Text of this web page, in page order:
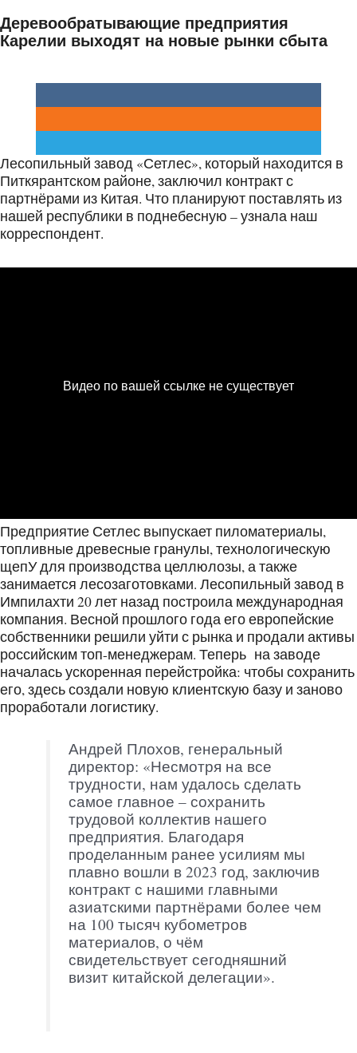
Деревообратывающие предприятия
Карелии выходят на новые рынки сбыта
Лесопильный завод «Сетлес», который находится в
Питкярантском районе, заключил контракт с
партнёрами из Китая. Что планируют поставлять из
нашей республики в поднебесную – узнала наш
корреспондент.
Предприятие Сетлес выпускает пиломатериалы,
топливные древесные гранулы, технологическую
щепУ для производства целлюлозы, а также
занимается лесозаготовками. Лесопильный завод в
Импилахти 20 лет назад построила международная
компания. Весной прошлого года его европейские
собственники решили уйти с рынка и продали активы
российским топ-менеджерам. Теперь на заводе
началась ускоренная перейстройка: чтобы сохранить
его, здесь создали новую клиентскую базу и заново
проработали логистику.
Андрей Плохов, генеральный
директор: «Несмотря на все
трудности, нам удалось сделать
самое главное – сохранить
трудовой коллектив нашего
предприятия. Благодаря
проделанным ранее усилиям мы
плавно вошли в 2023 год, заключив
контракт с нашими главными
азиатскими партнёрами более чем
на 100 тысяч кубометров
материалов, о чём
свидетельствует сегодняшний
визит китайской делегации».